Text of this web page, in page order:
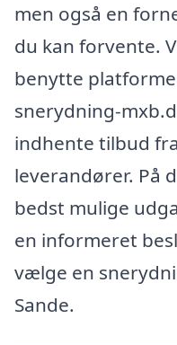
men også en
du kan forvente.
benytte
snerydning-
indhente tilbud
leverandører. På
bedst mulige
en informeret
vælge en
Sande.